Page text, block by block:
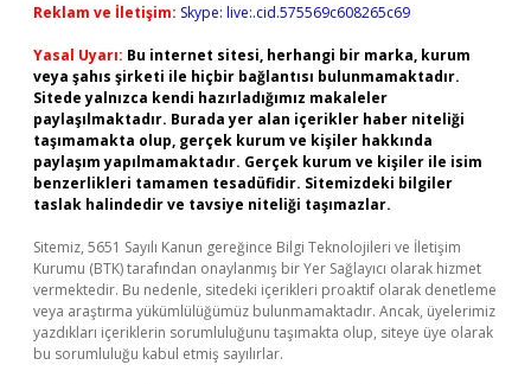
Reklam ve İletişim: Skype: live:.cid.575569c608265c69
Yasal Uyarı: Bu internet sitesi, herhangi bir marka, kurum
veya şahıs şirketi ile hiçbir bağlantısı bulunmamaktadır.
Sitede yalnızca kendi hazırladığımız makaleler
paylaşılmaktadır. Burada yer alan içerikler haber niteliği
taşımamakta olup, gerçek kurum ve kişiler hakkında
paylaşım yapılmamaktadır. Gerçek kurum ve kişiler ile isim
benzerlikleri tamamen tesadüfidir. Sitemizdeki bilgiler
taslak halindedir ve tavsiye niteliği taşımazlar.
Sitemiz, 5651 Sayılı Kanun gereğince Bilgi Teknolojileri ve İletişim
Kurumu (BTK) tarafından onaylanmış bir Yer Sağlayıcı olarak hizmet
vermektedir. Bu nedenle, sitedeki içerikleri proaktif olarak denetleme
veya araştırma yükümlülüğümüz bulunmamaktadır. Ancak, üyelerimiz
yazdıkları içeriklerin sorumluluğunu taşımakta olup, siteye üye olarak
bu sorumluluğu kabul etmiş sayılırlar.